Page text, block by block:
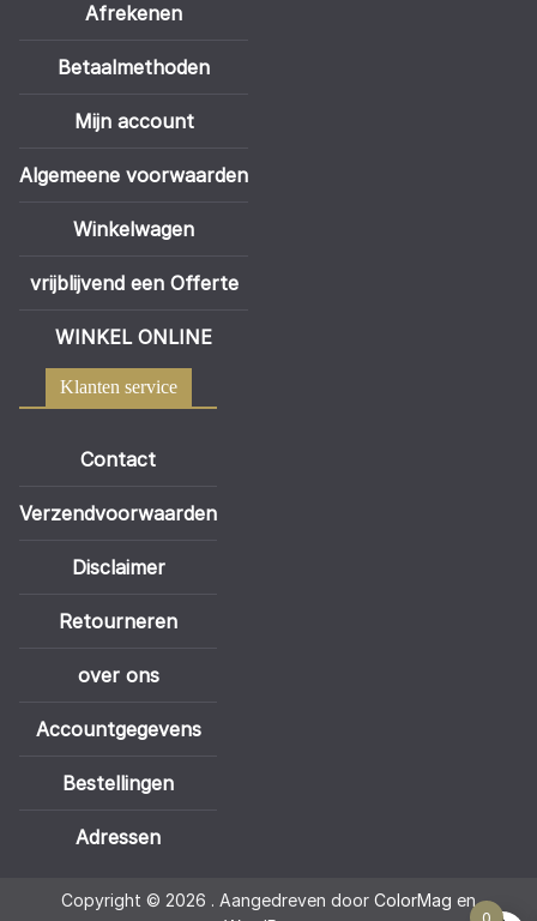
Afrekenen
Betaalmethoden
Mijn account
Algemeene voorwaarden
Winkelwagen
vrijblijvend een Offerte
WINKEL ONLINE
Klanten service
Contact
Verzendvoorwaarden
Disclaimer
Retourneren
over ons
Accountgegevens
Bestellingen
Adressen
Copyright © 2026 . Aangedreven door ColorMag en